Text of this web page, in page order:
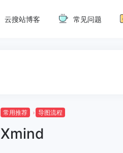
云搜站博客 常见问题
常用推荐 导图流程
Xmind